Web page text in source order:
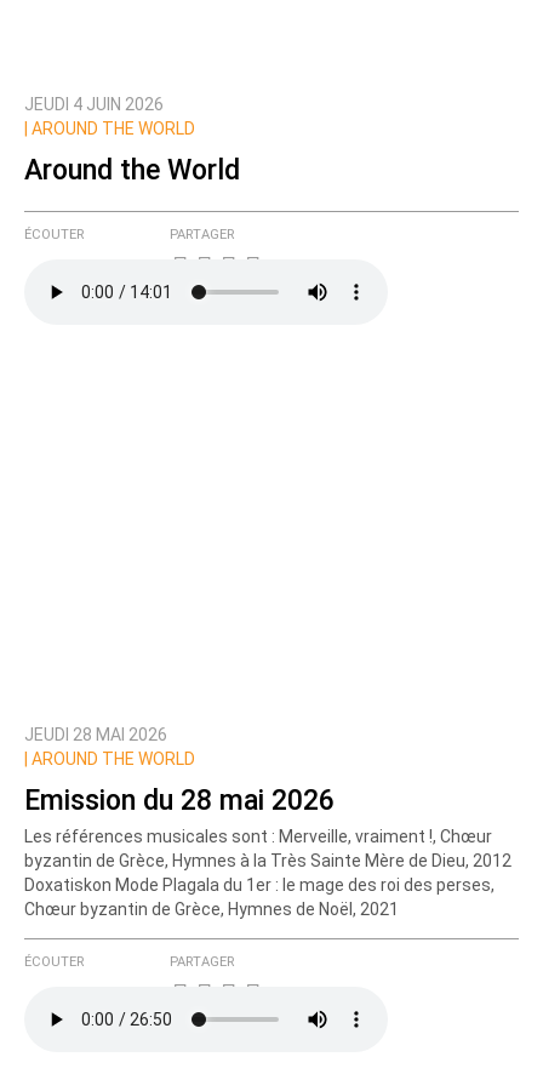
JEUDI 4 JUIN 2026
AROUND THE WORLD
Around the World
ÉCOUTER PARTAGER
JEUDI 28 MAI 2026
AROUND THE WORLD
Emission du 28 mai 2026
Les références musicales sont : Merveille, vraiment !, Chœur
byzantin de Grèce, Hymnes à la Très Sainte Mère de Dieu, 2012
Doxatiskon Mode Plagala du 1er : le mage des roi des perses,
Chœur byzantin de Grèce, Hymnes de Noël, 2021
ÉCOUTER PARTAGER